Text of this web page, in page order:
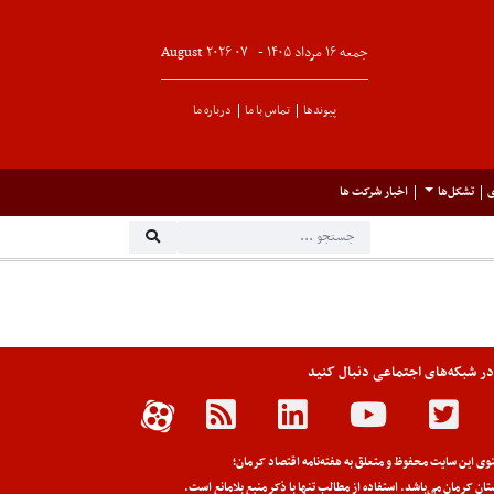
جمعه ۱۶ مرداد ۱۴۰۵ - ۰۷August۲۰۲۶
پیوندها تماس با ما درباره ما
تشکل‌ها اخبار شرکت ها
در شبکه‌های اجتماعی دنبال کنید
این سایت محفوظ و متعلق به هفته‌نامه اقتصاد کرمان؛
کرمان می‌باشد. استفاده از مطالب تنها با ذکر منبع بلامانع است.